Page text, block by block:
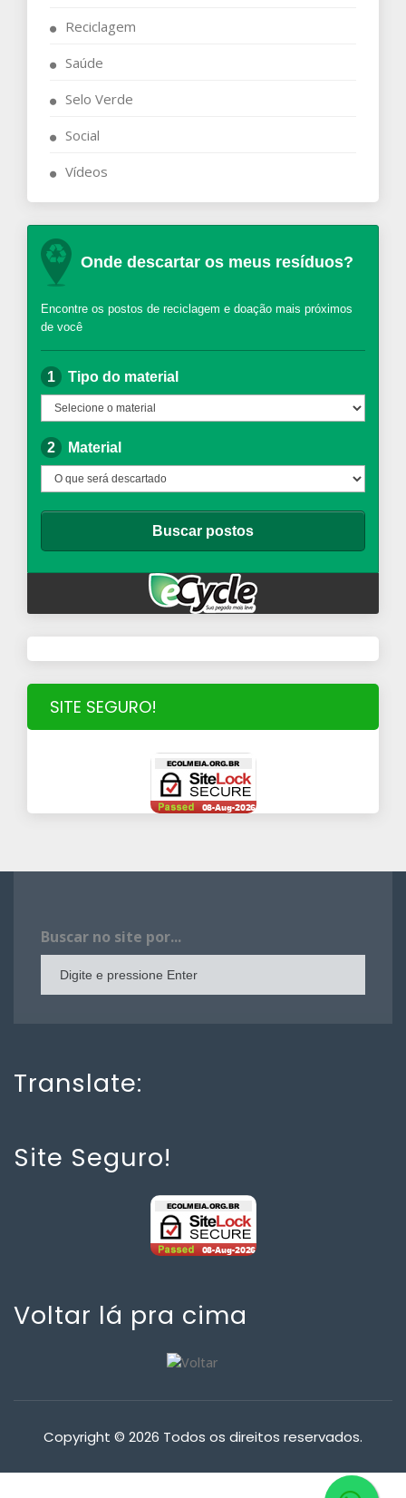
Reciclagem
Saúde
Selo Verde
Social
Vídeos
SITE SEGURO!
Buscar no site por...
Translate:
Site Seguro!
Voltar lá pra cima
Copyright © 2026 Todos os direitos reservados.